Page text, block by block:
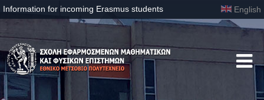
Information for incoming Erasmus students English